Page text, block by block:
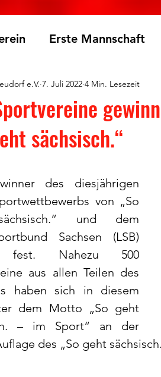
Erste Mannschaft
Fichtelberglauf
sächsisch.“
e.V. 7. Juli 2022 4 Min. Lesezeit
des diesjährigen
von „So
und dem
Sachsen (LSB)
fest. Nahezu 500
aus allen Teilen des
haben sich in diesem
dem Motto „So geht
– im Sport“ an der
des „So geht